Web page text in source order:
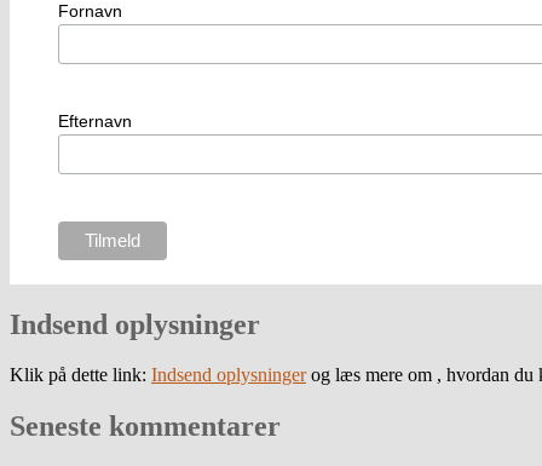
Fornavn
Efternavn
Indsend oplysninger
Klik på dette link: Indsend oplysningerog læs mere om , hvordan du
Seneste kommentarer